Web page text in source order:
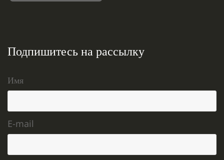
Подпишитесь на рассылку
Имя
E-mail